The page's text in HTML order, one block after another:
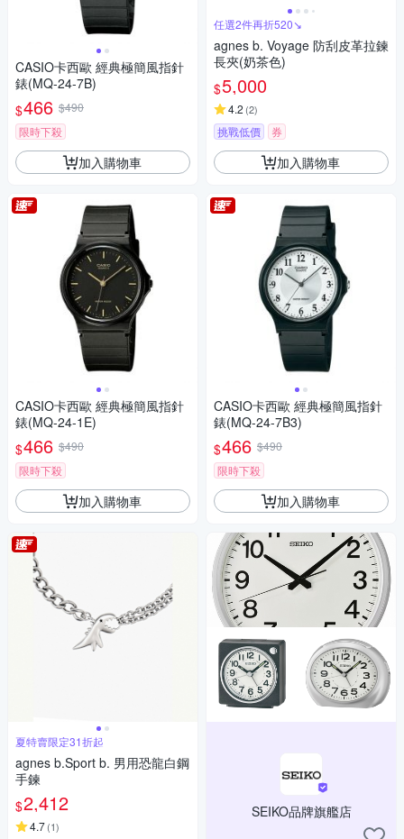
CASIO卡西歐 經典極簡風指針
錶(MQ-24-7B)
$466 $490
限時下殺
加入購物車
CASIO卡西歐 經典極簡風指針
錶(MQ-24-1E)
$466 $490
限時下殺
加入購物車
夏特賣限定31折起
agnes b.Sport b. 男用恐龍白鋼
手鍊
$2,412
4.7(1)
任選2件再折520↘
agnes b. Voyage 防刮皮革拉鍊
長夾(奶茶色)
$5,000
4.2 (2)
挑戰低價 券
加入購物車
CASIO卡西歐 經典極簡風指針
錶(MQ-24-7B3)
$466 $490
限時下殺
加入購物車
SEIKO品牌旗艦店